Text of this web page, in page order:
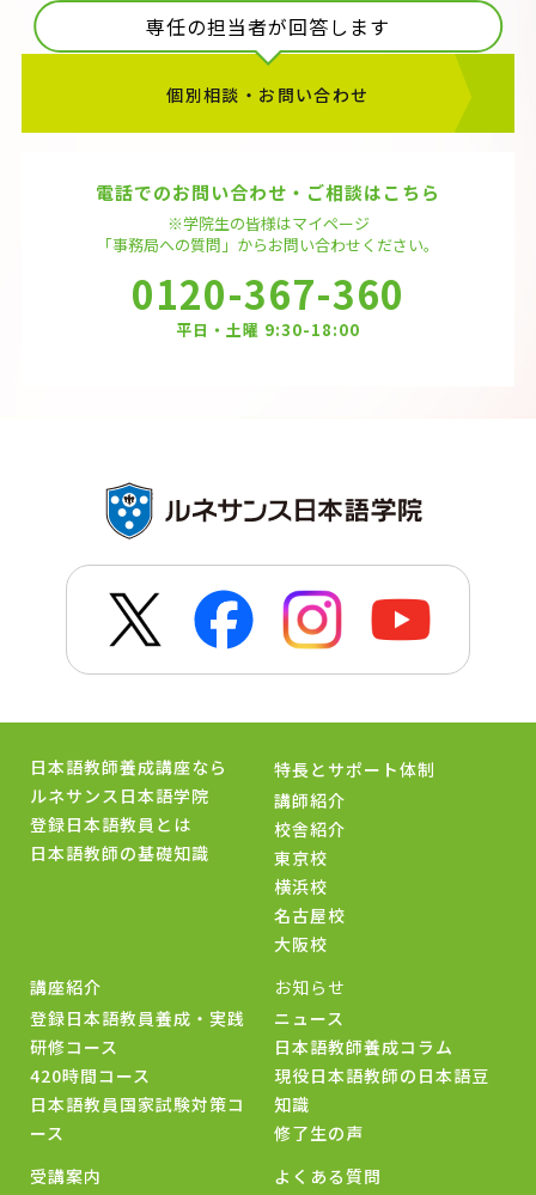
専任の担当者が回答します
個別相談・お問い合わせ
電話でのお問い合わせ・ご相談はこちら
※学院生の皆様はマイページ
「事務局への質問」からお問い合わせください。
0120-367-360
平日・土曜 9:30-18:00
日本語教師養成講座なら
ルネサンス日本語学院
登録日本語教員とは
日本語教師の基礎知識
特長とサポート体制
講師紹介
校舎紹介
東京校
横浜校
名古屋校
大阪校
講座紹介
登録日本語教員養成・実践
研修コース
420時間コース
日本語教員国家試験対策コ
ース
お知らせ
ニュース
日本語教師養成コラム
現役日本語教師の日本語豆
知識
修了生の声
受講案内
よくある質問